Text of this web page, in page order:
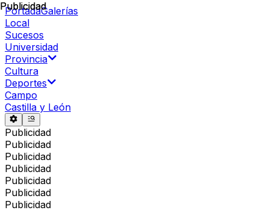
PortadaGalerías
Local
Sucesos
Universidad
Provincia
Cultura
Deportes
Campo
Castilla y León
Publicidad
Publicidad
Publicidad
Publicidad
Publicidad
Publicidad
Publicidad
Publicidad
Publicidad